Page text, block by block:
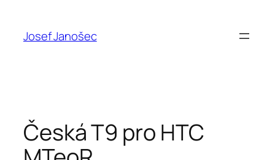
obsahJosef Janošec
Česká T9 pro HTC